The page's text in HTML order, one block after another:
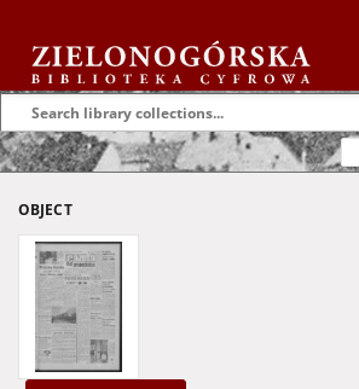
OBJECT